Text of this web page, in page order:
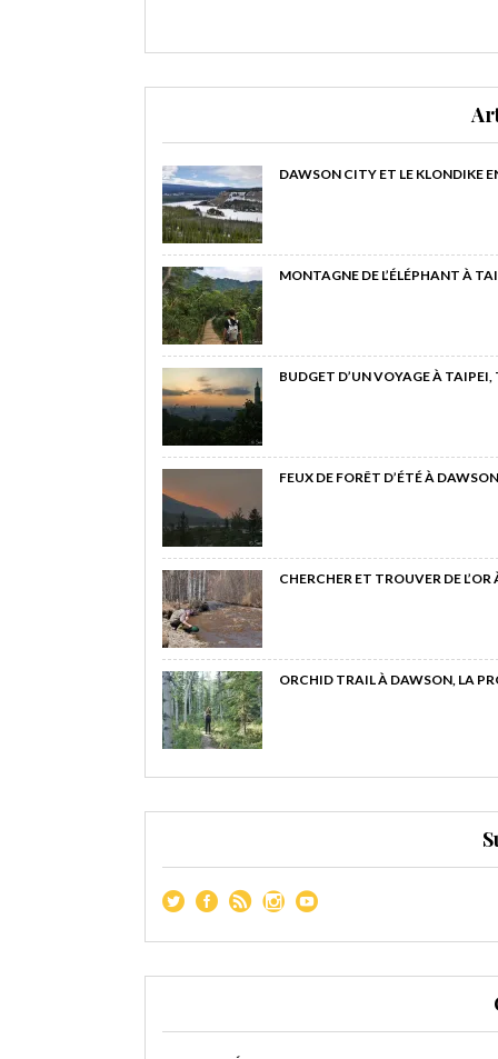
DAWSON CITY ET LE KLONDIKE
MONTAGNE DE L’ÉLÉPHANT À
BUDGET D’UN VOYAGE À
FEUX DE FORÊT D’ÉTÉ À
CHERCHER ET TROUVER DE
ORCHID TRAIL À DAWSON, LA